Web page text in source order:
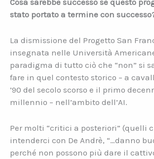
stato portato a termine con
La dismissione del Progetto San
insegnata nelle Università
paradigma di tutto ciò che “non” si
fare in quel contesto storico – a
’90 del secolo scorso e il primo
millennio – nell’ambito dell’AI.
Per molti “critici a posteriori” (quelli
intenderci con De Andrè, “…danno
perché non possono più dare il